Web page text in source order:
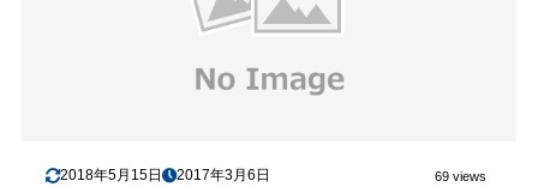
2018年5月15日 2017年3月6日 69 views